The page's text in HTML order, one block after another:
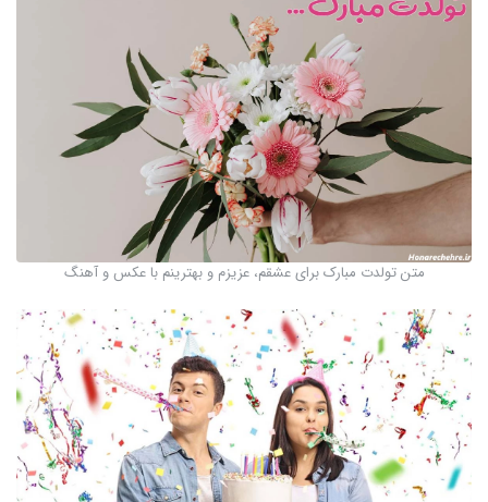
متن تولدت مبارک برای عشقم، عزیزم و بهترینم با عکس و آهنگ